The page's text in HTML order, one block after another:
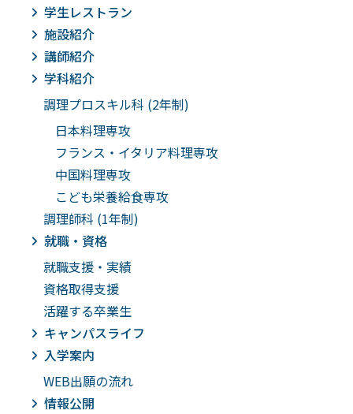
学生レストラン
施設紹介
講師紹介
学科紹介
調理プロスキル科 (2年制)
日本料理専攻
フランス・イタリア料理専攻
中国料理専攻
こども栄養給食専攻
調理師科 (1年制)
就職・資格
就職支援・実績
資格取得支援
活躍する卒業生
キャンパスライフ
入学案内
WEB出願の流れ
情報公開